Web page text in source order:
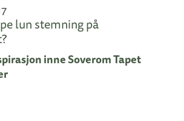
lun stemning på
inneSoveromTapet